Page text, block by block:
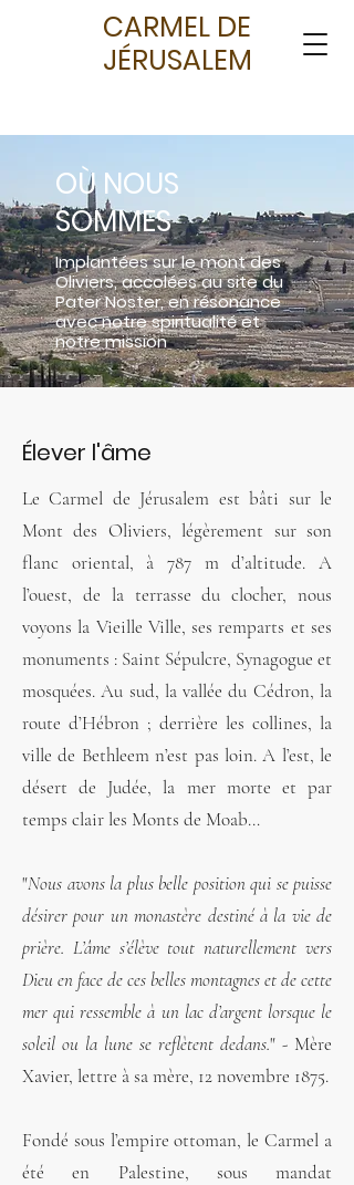
CARMEL DE
JÉRUSALEM
OÙ NOUS
SOMMES
Implantées sur le mont des
Oliviers, accolées au site du
Pater Noster, en résonance
avec notre spiritualité et
notre mission
Élever l'âme
Le Carmel de Jérusalem est bâti sur le
Mont des Oliviers, légèrement sur son
flanc oriental, à 787 m d’altitude. A
l’ouest, de la terrasse du clocher, nous
voyons la Vieille Ville, ses remparts et ses
monuments : Saint Sépulcre, Synagogue et
mosquées. Au sud, la vallée du Cédron, la
route d’Hébron ; derrière les collines, la
ville de Bethleem n’est pas loin. A l’est, le
désert de Judée, la mer morte et par
temps clair les Monts de Moab…
"Nous avons la plus belle position qui se puisse
désirer pour un monastère destiné à la vie de
prière. L’âme s’élève tout naturellement vers
Dieu en face de ces belles montagnes et de cette
mer qui ressemble à un lac d’argent lorsque le
soleil ou la lune se reflètent dedans." - Mère
Xavier, lettre à sa mère, 12 novembre 1875.
Fondé sous l’empire ottoman, le Carmel a
été en Palestine, sous mandat